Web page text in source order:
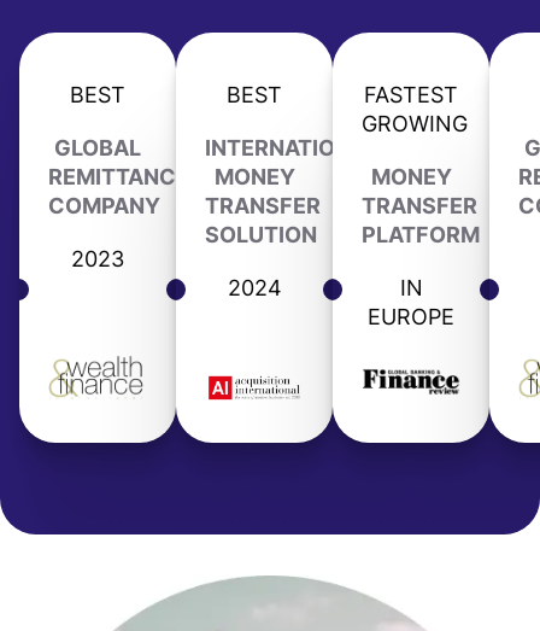
BEST
GLOBAL
REMITTANCE
COMPANY
2023
BEST
INTERNATIONAL
MONEY
TRANSFER
SOLUTION
2024
FASTEST
GROWING
MONEY
TRANSFER
PLATFORM
IN
EUROPE